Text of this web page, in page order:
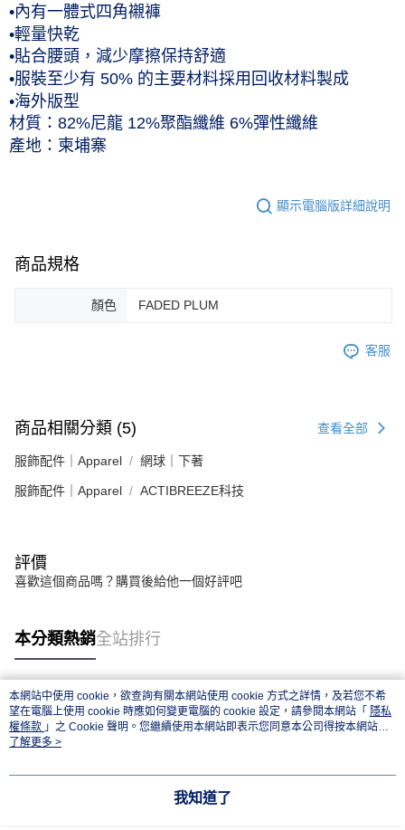
•內有一體式四角襯褲
•輕量快乾
•貼合腰頭，減少摩擦保持舒適
•服裝至少有 50% 的主要材料採用回收材料製成
•海外版型
材質：82%尼龍 12%聚酯纖維 6%彈性纖維
產地：柬埔寨
顯示電腦版詳細說明
商品規格
顏色 FADED PLUM
客服
商品相關分類 (5) 查看全部
服飾配件｜Apparel 網球｜下著
服飾配件｜Apparel ACTIBREEZE科技
評價
喜歡這個商品嗎？購買後給他一個好評吧
本分類熱銷全站排行
熱門標籤
本網站中使用 cookie，欲查詢有關本網站使用 cookie 方式之詳情，及若您不希
望在電腦上使用 cookie 時應如何變更電腦的 cookie 設定，請參閱本網站「 隱私
權條款 」之 Cookie 聲明。您繼續使用本網站即表示您同意本公司得按本網站使
用條款之 Cookie 聲明使用 cookie。
了解更多 >
我知道了